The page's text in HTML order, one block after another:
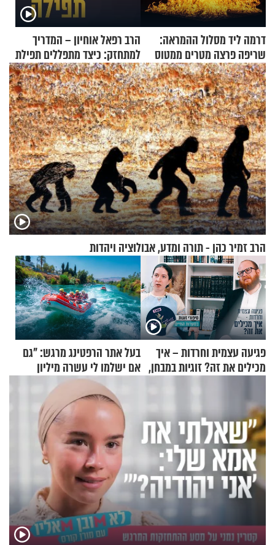
דרמה ליד מסלול ההמראה:
שריפה פרצה מטרים ממטוס
מלא בנוסעים
הרב רפאל אוחיון – המדריך
למתחזק: כיצד מתפללים תפילת
שמונה עשרה?
הרב זמיר כהן - תורה ומדע, אבולוציה ויהדות
פגיעה עצמית וחרדות – איך
מכילים את זה? זוגיות במבחן,
בעל אתר הרפטינג מרגש: "גם
אם ישלמו לי עשרה מיליון
שקלים - לא אפתח בשבת"